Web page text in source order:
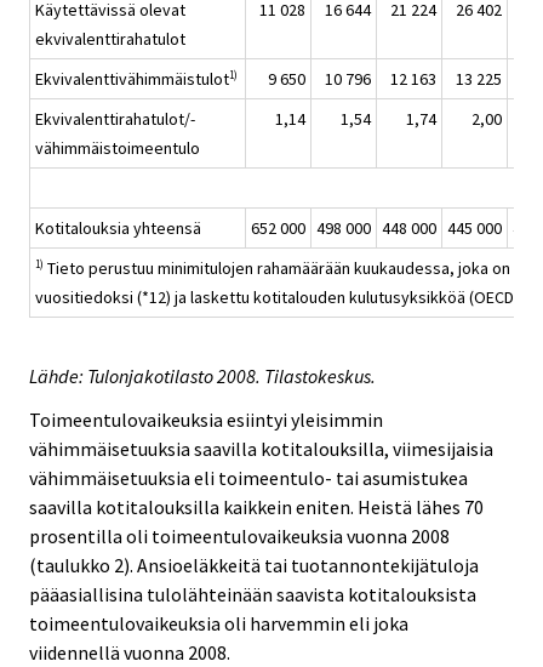
Käytettävissä olevat
ekvivalenttirahatulot
11 028 16 644 21 224 26 402
Ekvivalenttivähimmäistulot1) 9 650 10 796 12 163 13 225
Ekvivalenttirahatulot/-
vähimmäistoimeentulo
1,14 1,54 1,74 2,00
Kotitalouksia yhteensä 652 000 498 000 448 000 445 000 471
1) Tieto perustuu minimitulojen rahamäärään kuukaudessa, joka on
vuositiedoksi (*12) ja laskettu kotitalouden kulutusyksikköä (OECD:n
Lähde: Tulonjakotilasto 2008. Tilastokeskus.
Toimeentulovaikeuksia esiintyi yleisimmin
vähimmäisetuuksia saavilla kotitalouksilla, viimesijaisia
vähimmäisetuuksia eli toimeentulo- tai asumistukea
saavilla kotitalouksilla kaikkein eniten. Heistä lähes 70
prosentilla oli toimeentulovaikeuksia vuonna 2008
(taulukko 2). Ansioeläkkeitä tai tuotannontekijätuloja
pääasiallisina tulolähteinään saavista kotitalouksista
toimeentulovaikeuksia oli harvemmin eli joka
viidennellä vuonna 2008.